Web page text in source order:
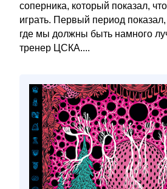
соперника, который показал,
играть. Первый период
где мы должны быть намного
тренер ЦСКА....